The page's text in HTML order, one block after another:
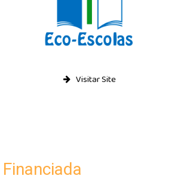
Visitar Site